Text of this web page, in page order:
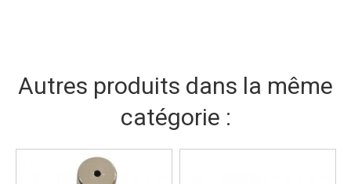
Autres produits dans la même
catégorie :